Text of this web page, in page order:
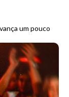
um pouco